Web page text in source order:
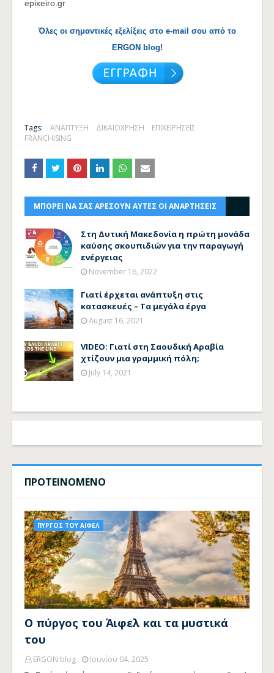
epixeiro.gr
Όλες οι σημαντικές εξελίξεις στο e-mail σου από το
ERGON blog!
Tags: ΑΝΑΠΤΥΞΗ ΔΙΚΑΙΟΧΡΗΣΗ
ΕΠΙΧΕΙΡΗΣΕΙΣ
FRANCHISING
ΜΠΟΡΕΙ ΝΑ ΣΑΣ ΑΡΕΣΟΥΝ ΑΥΤΕΣ ΟΙ ΑΝΑΡΤΗΣΕΙΣ
Στη Δυτική Μακεδονία η πρώτη μονάδα
καύσης σκουπιδιών για την παραγωγή
ενέργειας
November 16, 2022
Γιατί έρχεται ανάπτυξη στις
κατασκευές – Τα μεγάλα έργα
August 16, 2021
VIDEO: Γιατί στη Σαουδική Αραβία
χτίζουν μια γραμμική πόλη;
July 14, 2021
ΠΡΟΤΕΙΝΟΜΕΝΟ
ΠΥΡΓΟΣ ΤΟΥ ΑΙΦΕΛ
Ο πύργος του Άιφελ και τα μυστικά
του
ERGON blog
Ιουνίου 04, 2025